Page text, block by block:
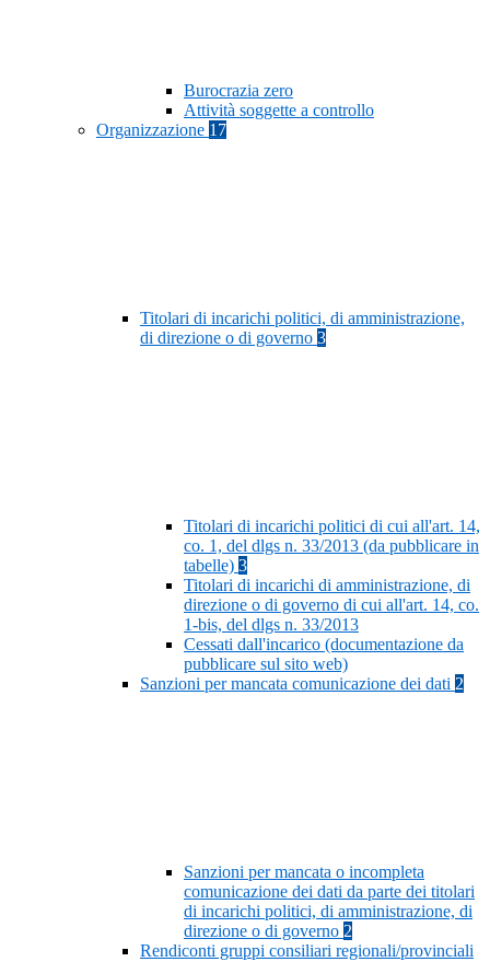
Burocrazia zero
Attività soggette a controllo
Organizzazione 17
Titolari di incarichi politici, di amministrazione,
di direzione o di governo 3
Titolari di incarichi politici di cui all'art. 14,
co. 1, del dlgs n. 33/2013 (da pubblicare in
tabelle) 3
Titolari di incarichi di amministrazione, di
direzione o di governo di cui all'art. 14, co.
1-bis, del dlgs n. 33/2013
Cessati dall'incarico (documentazione da
pubblicare sul sito web)
Sanzioni per mancata comunicazione dei dati 2
Sanzioni per mancata o incompleta
comunicazione dei dati da parte dei titolari
di incarichi politici, di amministrazione, di
direzione o di governo 2
Rendiconti gruppi consiliari regionali/provinciali